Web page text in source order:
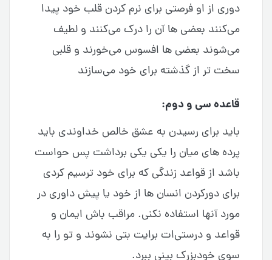
دوری از او فرصتی برای نرم کردن قلب خود پیدا
می‌کنند بعضی ها آن را درک می‌کنند و لطیف
می‌شوند بعضی ها افسوس می‌خورند و قلبی
سخت تر از گذشته برای خود می‌سازند
قاعده سی و دوم:
باید برای رسیدن به عشق خالص خداوندی باید
پرده های میان را یکی یکی برداشت پس حواست
باشد از قواعد زندگی که برای خود ترسیم کردی
برای دورکردن انسان ها از خود یا پیش داوری در
مورد آنها استفاده نکنی. مراقب باش ایمان و
قواعد و درستی‌ات برایت بتی نشوند و تو را به
سوی خودبزرک بینی ببرد.